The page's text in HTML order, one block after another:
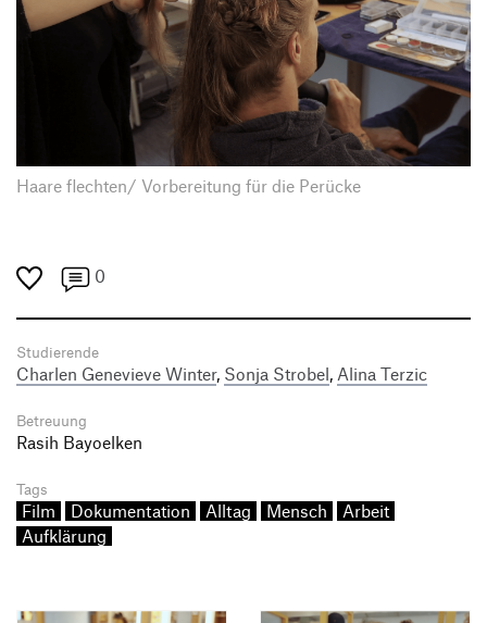
Haare flechten/ Vorbereitung für die Perücke
0
Studierende
Charlen Genevieve Winter, Sonja Strobel, Alina Terzic
Betreuung
Rasih Bayoelken
Tags
Film Dokumentation Alltag Mensch
Arbeit
Aufklärung